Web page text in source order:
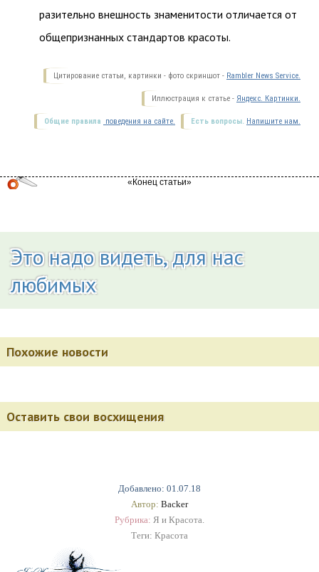
Добавлено: 01.07.18
Автор: Backer
Рубрика: Я и Красота.
Теги: Красота
разительно внешность знаменитости отличается от
общепризнанных стандартов красоты.
Цитирование статьи, картинки - фото скриншот - Rambler News Service.
Иллюстрация к статье - Яндекс. Картинки.
Есть вопросы. Напишите нам.
Общие правила поведения на сайте.
Это надо видеть, для нас
любимых
Похожие новости
Оставить свои восхищения